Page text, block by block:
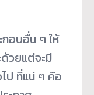
อบอื่น ๆ ให้
วยแต่จะมี
ป ที่แน่ ๆ คือ